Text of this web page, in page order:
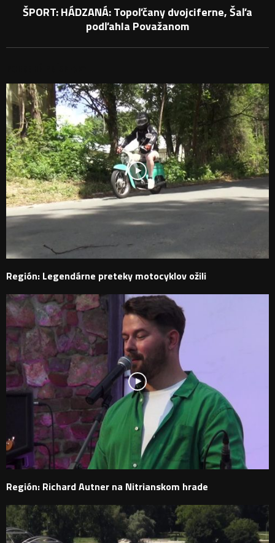
ŠPORT: HÁDZANÁ: Topoľčany dvojciferne, Šaľa
podľahla Považanom
Región: Legendárne preteky motocyklov ožili
Región: Richard Autner na Nitrianskom hrade